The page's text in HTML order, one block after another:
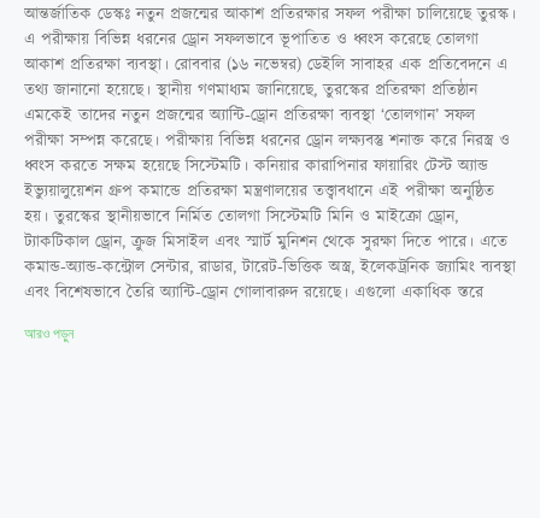
আন্তর্জাতিক ডেস্কঃ নতুন প্রজন্মের আকাশ প্রতিরক্ষার সফল পরীক্ষা চালিয়েছে তুরস্ক।
এ পরীক্ষায় বিভিন্ন ধরনের ড্রোন সফলভাবে ভূপাতিত ও ধ্বংস করেছে তোলগা
আকাশ প্রতিরক্ষা ব্যবস্থা। রোববার (১৬ নভেম্বর) ডেইলি সাবাহর এক প্রতিবেদনে এ
তথ্য জানানো হয়েছে। স্থানীয় গণমাধ্যম জানিয়েছে, তুরস্কের প্রতিরক্ষা প্রতিষ্ঠান
এমকেই তাদের নতুন প্রজন্মের অ্যান্টি-ড্রোন প্রতিরক্ষা ব্যবস্থা ‘তোলগান’ সফল
পরীক্ষা সম্পন্ন করেছে। পরীক্ষায় বিভিন্ন ধরনের ড্রোন লক্ষ্যবস্তু শনাক্ত করে নিরস্ত্র ও
ধ্বংস করতে সক্ষম হয়েছে সিস্টেমটি। কনিয়ার কারাপিনার ফায়ারিং টেস্ট অ্যান্ড
ইভ্যুয়ালুয়েশন গ্রুপ কমান্ডে প্রতিরক্ষা মন্ত্রণালয়ের তত্ত্বাবধানে এই পরীক্ষা অনুষ্ঠিত
হয়। তুরস্কের স্থানীয়ভাবে নির্মিত তোলগা সিস্টেমটি মিনি ও মাইক্রো ড্রোন,
ট্যাকটিকাল ড্রোন, ক্রুজ মিসাইল এবং স্মার্ট মুনিশন থেকে সুরক্ষা দিতে পারে। এতে
কমান্ড-অ্যান্ড-কন্ট্রোল সেন্টার, রাডার, টারেট-ভিত্তিক অস্ত্র, ইলেকট্রনিক জ্যামিং ব্যবস্থা
এবং বিশেষভাবে তৈরি অ্যান্টি-ড্রোন গোলাবারুদ রয়েছে। এগুলো একাধিক স্তরে
আরও পড়ুন